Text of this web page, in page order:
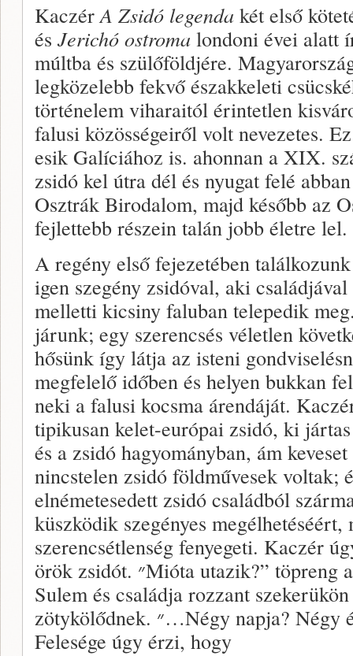
KaczérA Zsidó legenda két első
és Jerichó ostroma londoni évei alatt
múltba és szülőföldjére.
legközelebb fekvő északkeleti
történelem viharaitól érintetlen
falusi közösségeiről volt nevezetes.
esik Galíciához is. ahonnan a XIX.
zsidó kel útra dél és nyugat felé
Osztrák Birodalom, majd később az
fejlettebb részein talán jobb életre lel.
A regény első fejezetében
igen szegény zsidóval, aki
melletti kicsiny faluban telepedik
járunk; egy szerencsés véletlen
hősünk így látja az isteni
megfelelő időben és helyen bukkan
neki a falusi kocsma árendáját.
tipikusan kelet-európai zsidó, ki
és a zsidó hagyományban, ám
nincstelen zsidó földművesek voltak;
elnémetesedett zsidó családból
küszködik szegényes megélhetéséért,
szerencsétlenség fenyegeti. Kaczér
örök zsidót. ״Mióta utazik?” töpreng az elbeszélő, miközben
Sulem és családja rozzant
zötykölődnek. ״…Négy napja? Négy éve? Vagy száz éve már?”
Felesége úgy érzi, hogy